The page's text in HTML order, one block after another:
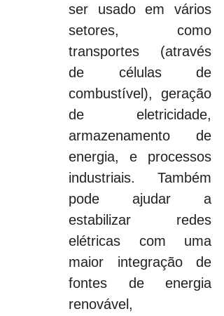
ser usado em vários
setores, como
transportes (através
de células de
combustível), geração
de eletricidade,
armazenamento de
energia, e processos
industriais. Também
pode ajudar a
estabilizar redes
elétricas com uma
maior integração de
fontes de energia
renovável,